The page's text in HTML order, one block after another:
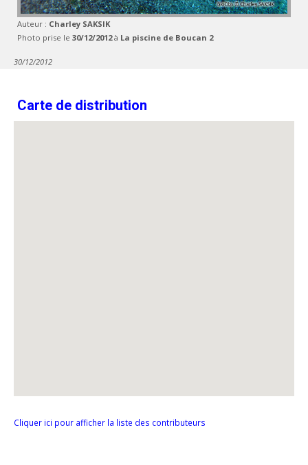
Auteur : Charley SAKSIK
Photo prise le 30/12/2012à La piscine de Boucan 2
30/12/2012
Carte de distribution
Cliquer ici pour afficher la liste des contributeurs